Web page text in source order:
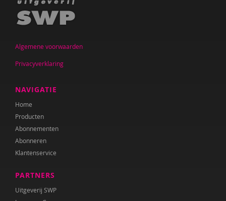
Algemene voorwaarden
Privacyverklaring
NAVIGATIE
Home
Producten
Abonnementen
Abonneren
Klantenservice
PARTNERS
Uitgeverij SWP